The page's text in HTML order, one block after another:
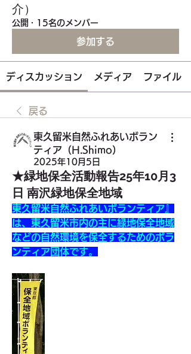
介）
公開 · 15名のメンバー
参加する
ディスカッション メディア ファイル
戻る
東久留米自然ふれあいボラン
ティア（H.Shimo）
2025年10月5日
★緑地保全活動報告25年10月3
日 南沢緑地保全地域
東久留米自然ふれあいボランティア』
は、東久留米市内の主に緑地保全地域
などの自然環境を保全するためのボラ
ンティア団体です。